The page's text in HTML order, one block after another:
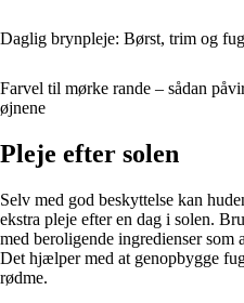
Daglig brynpleje: Børst, trim og
Farvel til mørke rande – sådan
øjnene
Pleje efter solen
Selv med god beskyttelse kan
ekstra pleje efter en dag i solen.
med beroligende ingredienser
Det hjælper med at genopbygge
rødme.